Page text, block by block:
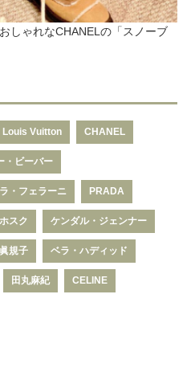
しゃれなCHANELの「スノーブ
Louis Vuitton CHANEL
・ビーバー
・フェラーニ PRADA
スク ケンダル・ジェンナー
規子 ベラ・ハディッド
田丸麻紀 CELINE